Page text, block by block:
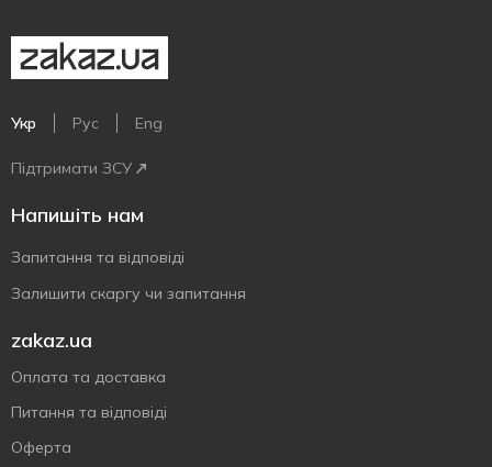
Укр Рус Eng
Підтримати ЗСУ
Напишіть нам
Запитання та відповіді
Залишити скаргу чи запитання
zakaz.ua
Оплата та доставка
Питання та відповіді
Оферта